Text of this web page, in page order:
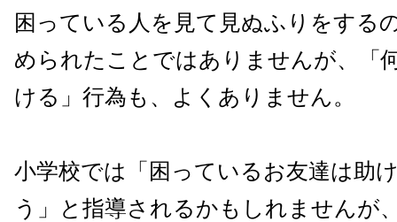
困っている人を見て見ぬふりをする
められたことではありませんが、「
ける」行為も、よくありません。
小学校では「困っているお友達は助
う」と指導されるかもしれませんが